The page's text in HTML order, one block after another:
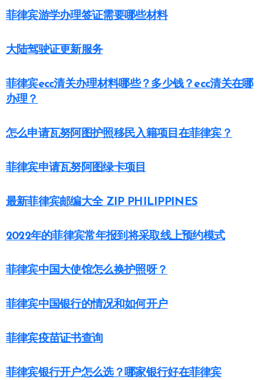
菲律宾游学办理签证需要哪些材料
大陆驾驶证更新服务
菲律宾ecc清关办理材料哪些？多少钱？ecc清关在哪
办理？
怎么申请瓦努阿图护照移民入籍项目在菲律宾？
菲律宾申请瓦努阿图绿卡项目
最新菲律宾邮编大全 ZIP PHILIPPINES
2022年的菲律宾常年报到将采取线上预约模式
菲律宾中国大使馆怎么换护照呀？
菲律宾中国银行的情况和如何开户
菲律宾疫苗证书查询
菲律宾银行开户怎么选？哪家银行好在菲律宾